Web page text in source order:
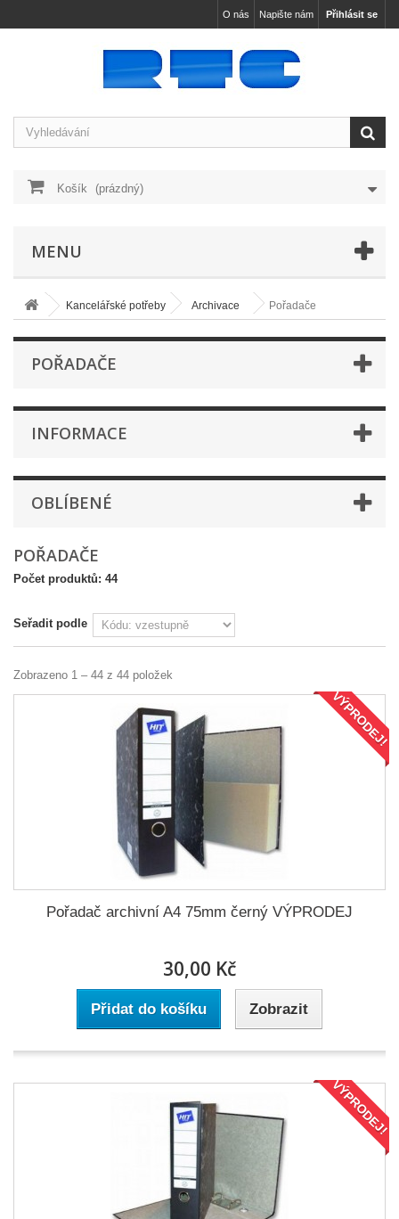
Přihlásit se
Napište nám
O nás
Košík (prázdný)
MENU
Kancelářské potřeby Archivace Pořadače
POŘADAČE
INFORMACE
OBLÍBENÉ
POŘADAČE
Počet produktů: 44
Seřadit podle
Zobrazeno 1 – 44 z 44 položek
VÝPRODEJ!
Pořadač archivní A4 75mm černý VÝPRODEJ
30,00 Kč
Přidat do košíku Zobrazit
VÝPRODEJ!